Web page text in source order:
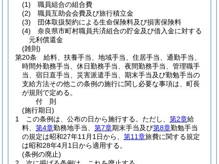
(1)
職員組合の組合費
(2)
職員互助会会費及び旅行積立金
(3)
団体取扱契約による生命保険料及び損害保険料
(4)
奈良県市町村職員共済組合の貯金及び借入金に対する
元利償還金
(雑則)
第20条
給料、扶養手当、地域手当、住居手当、通勤手当、
時間外勤務手当、休日勤務手当、夜間勤務手当、管理職手
当、宿日直手当、災害派遣手当、期末手当及び勤勉手当の
支給方法その他この条例の施行に関し必要な事項は、町長
が規則で定める。
付 則
(施行期日)
1
この条例は、公布の日から施行する。 ただし、 第2章給
料、 第4章勤務地手当、 第7章期末手当及び第8章勤勉手当
の規定は昭和27年11月1日から、 第11章旅費に関する規定
は昭和28年4月1日から適用する。
(条例の廃止)